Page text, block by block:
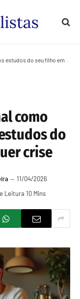
do seu filho em qualquer crise
como
do
crise
11/04/2026
Leitura 10 Mins